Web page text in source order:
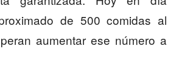
de 500 comidas al
aumentar ese número a